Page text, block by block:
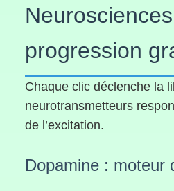
progression
Chaque clic déclenche la
neurotransmetteurs
de l’excitation.
Dopamine : moteur